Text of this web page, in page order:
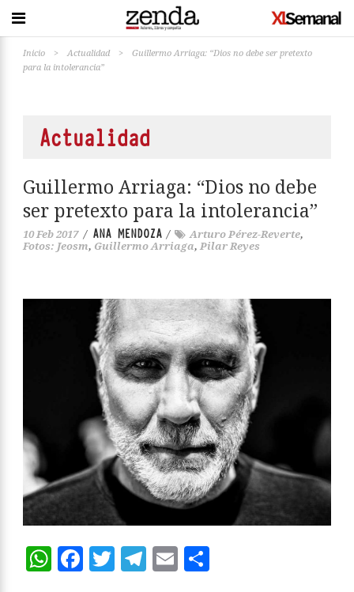
Inicio > Actualidad >
Guillermo Arriaga: “Dios no debe ser pretexto
para la intolerancia”
Actualidad
Guillermo Arriaga: “Dios no debe
ser pretexto para la intolerancia”
10 Feb 2017 / ANA MENDOZA / Arturo Pérez-Reverte,
Fotos: Jeosm, Guillermo Arriaga, Pilar Reyes
WhatsApp
Facebook
Twitter
Telegram
Email